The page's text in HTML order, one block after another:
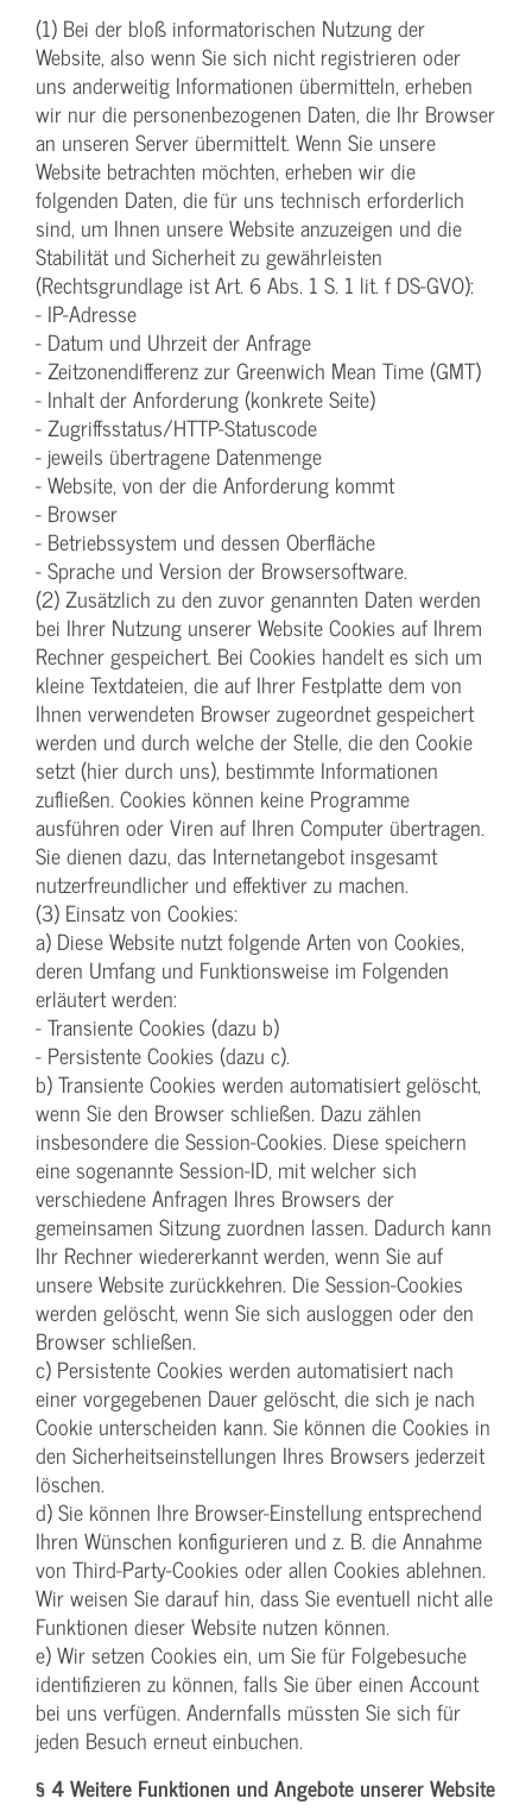
(1) Bei der bloß informatorischen Nutzung der
Website, also wenn Sie sich nicht registrieren oder
uns anderweitig Informationen übermitteln, erheben
wir nur die personenbezogenen Daten, die Ihr Browser
an unseren Server übermittelt. Wenn Sie unsere
Website betrachten möchten, erheben wir die
folgenden Daten, die für uns technisch erforderlich
sind, um Ihnen unsere Website anzuzeigen und die
Stabilität und Sicherheit zu gewährleisten
(Rechtsgrundlage ist Art. 6 Abs. 1 S. 1 lit. f DS-GVO):
- IP-Adresse
- Datum und Uhrzeit der Anfrage
- Zeitzonendifferenz zur Greenwich Mean Time (GMT)
- Inhalt der Anforderung (konkrete Seite)
- Zugriffsstatus/HTTP-Statuscode
- jeweils übertragene Datenmenge
- Website, von der die Anforderung kommt
- Browser
- Betriebssystem und dessen Oberfläche
- Sprache und Version der Browsersoftware.
(2) Zusätzlich zu den zuvor genannten Daten werden
bei Ihrer Nutzung unserer Website Cookies auf Ihrem
Rechner gespeichert. Bei Cookies handelt es sich um
kleine Textdateien, die auf Ihrer Festplatte dem von
Ihnen verwendeten Browser zugeordnet gespeichert
werden und durch welche der Stelle, die den Cookie
setzt (hier durch uns), bestimmte Informationen
zufließen. Cookies können keine Programme
ausführen oder Viren auf Ihren Computer übertragen.
Sie dienen dazu, das Internetangebot insgesamt
nutzerfreundlicher und effektiver zu machen.
(3) Einsatz von Cookies:
a) Diese Website nutzt folgende Arten von Cookies,
deren Umfang und Funktionsweise im Folgenden
erläutert werden:
- Transiente Cookies (dazu b)
- Persistente Cookies (dazu c).
b) Transiente Cookies werden automatisiert gelöscht,
wenn Sie den Browser schließen. Dazu zählen
insbesondere die Session-Cookies. Diese speichern
eine sogenannte Session-ID, mit welcher sich
verschiedene Anfragen Ihres Browsers der
gemeinsamen Sitzung zuordnen lassen. Dadurch kann
Ihr Rechner wiedererkannt werden, wenn Sie auf
unsere Website zurückkehren. Die Session-Cookies
werden gelöscht, wenn Sie sich ausloggen oder den
Browser schließen.
c) Persistente Cookies werden automatisiert nach
einer vorgegebenen Dauer gelöscht, die sich je nach
Cookie unterscheiden kann. Sie können die Cookies in
den Sicherheitseinstellungen Ihres Browsers jederzeit
löschen.
d) Sie können Ihre Browser-Einstellung entsprechend
Ihren Wünschen konfigurieren und z. B. die Annahme
von Third-Party-Cookies oder allen Cookies ablehnen.
Wir weisen Sie darauf hin, dass Sie eventuell nicht alle
Funktionen dieser Website nutzen können.
e) Wir setzen Cookies ein, um Sie für Folgebesuche
identifizieren zu können, falls Sie über einen Account
bei uns verfügen. Andernfalls müssten Sie sich für
jeden Besuch erneut einbuchen.
§ 4 Weitere Funktionen und Angebote unserer Website